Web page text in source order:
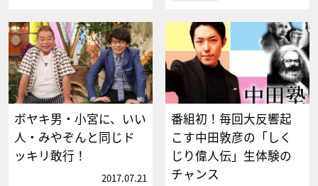
ボヤキ男・小宮に、いい
人・みやぞんと同じド
ッキリ敢行！
2017.07.21
番組初！毎回大反響起
こす中田敦彦の「しく
じり偉人伝」生体験の
チャンス